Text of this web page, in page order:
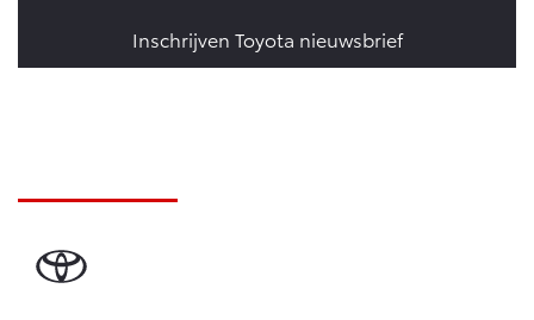
Inschrijven Toyota nieuwsbrief